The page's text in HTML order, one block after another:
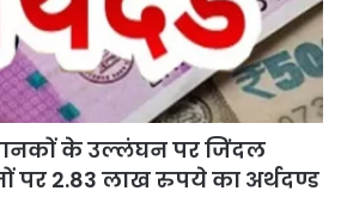
के उल्लंघन पर जिंदल
पर 2.83 लाख रुपये का अर्थदण्ड